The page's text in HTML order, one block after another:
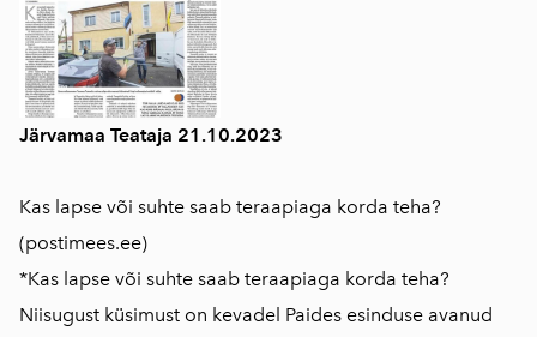
Järvamaa Teataja 21.10.2023
Kas lapse või suhte saab teraapiaga korda teha?
(postimees.ee)
*Kas lapse või suhte saab teraapiaga korda teha?
Niisugust küsimust on kevadel Paides esinduse avanud